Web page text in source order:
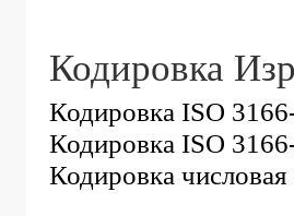
Кодировка
Кодировка ISO
Кодировка ISO
Кодировка